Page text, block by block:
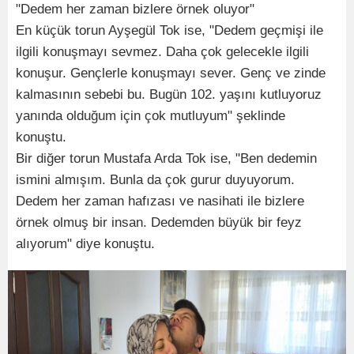
"Dedem her zaman bizlere örnek oluyor"
En küçük torun Ayşegül Tok ise, "Dedem geçmişi ile
ilgili konuşmayı sevmez. Daha çok gelecekle ilgili
konuşur. Gençlerle konuşmayı sever. Genç ve zinde
kalmasının sebebi bu. Bugün 102. yaşını kutluyoruz
yanında olduğum için çok mutluyum" şeklinde
konuştu.
Bir diğer torun Mustafa Arda Tok ise, "Ben dedemin
ismini almışım. Bunla da çok gurur duyuyorum.
Dedem her zaman hafızası ve nasihati ile bizlere
örnek olmuş bir insan. Dedemden büyük bir feyz
alıyorum" diye konuştu.